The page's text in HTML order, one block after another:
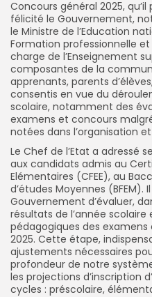
Concours général 2025, qu’il
félicité le Gouvernement,
le Ministre de l’Education
Formation professionnelle
charge de l’Enseignement
composantes de la
apprenants, parents
consentis en vue du
scolaire, notamment des
examens et concours
notées dans l’organisation
Le Chef de l’Etat a adressé
aux candidats admis au
Elémentaires (CFEE), au
d’études Moyennes (BFEM).
Gouvernement d’évaluer,
résultats de l’année
pédagogiques des
2025. Cette étape,
ajustements nécessaires
profondeur de notre
les projections d’inscription
cycles : préscolaire,